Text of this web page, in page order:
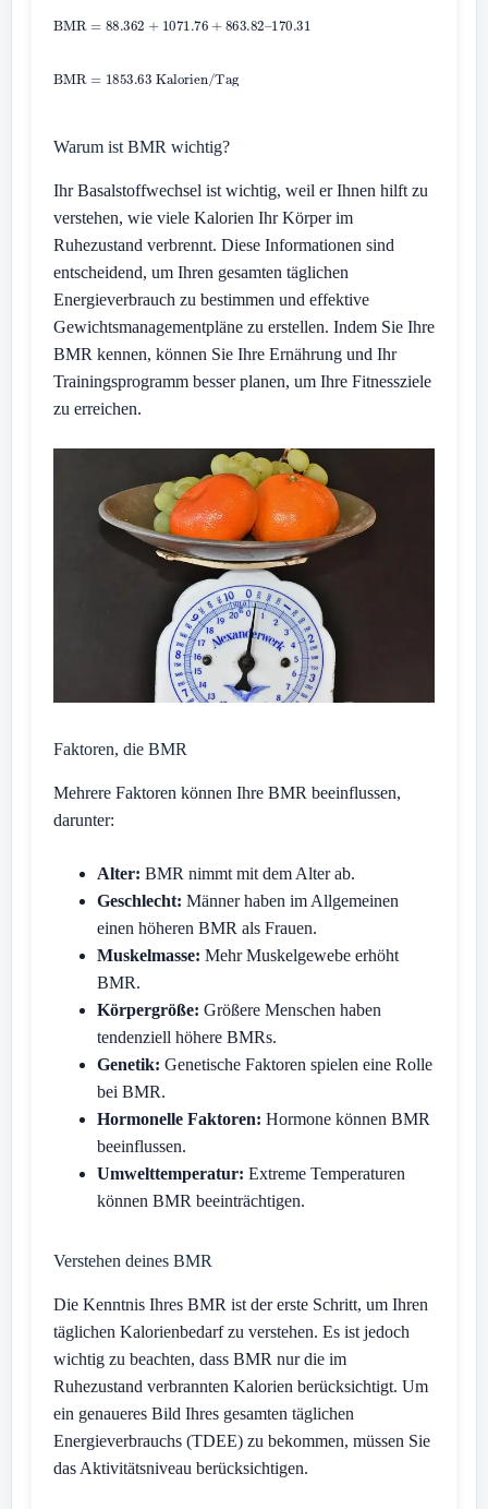
Warum ist BMR wichtig?
Ihr Basalstoffwechsel ist wichtig, weil er Ihnen hilft zu
verstehen, wie viele Kalorien Ihr Körper im
Ruhezustand verbrennt. Diese Informationen sind
entscheidend, um Ihren gesamten täglichen
Energieverbrauch zu bestimmen und effektive
Gewichtsmanagementpläne zu erstellen. Indem Sie Ihre
BMR kennen, können Sie Ihre Ernährung und Ihr
Trainingsprogramm besser planen, um Ihre Fitnessziele
zu erreichen.
Faktoren, die BMR
Mehrere Faktoren können Ihre BMR beeinflussen,
darunter:
Alter: BMR nimmt mit dem Alter ab.
Geschlecht: Männer haben im Allgemeinen
einen höheren BMR als Frauen.
Muskelmasse: Mehr Muskelgewebe erhöht
BMR.
Körpergröße: Größere Menschen haben
tendenziell höhere BMRs.
Genetik: Genetische Faktoren spielen eine Rolle
bei BMR.
Hormonelle Faktoren: Hormone können BMR
beeinflussen.
Umwelttemperatur: Extreme Temperaturen
können BMR beeinträchtigen.
Verstehen deines BMR
Die Kenntnis Ihres BMR ist der erste Schritt, um Ihren
täglichen Kalorienbedarf zu verstehen. Es ist jedoch
wichtig zu beachten, dass BMR nur die im
Ruhezustand verbrannten Kalorien berücksichtigt. Um
ein genaueres Bild Ihres gesamten täglichen
Energieverbrauchs (TDEE) zu bekommen, müssen Sie
das Aktivitätsniveau berücksichtigen.